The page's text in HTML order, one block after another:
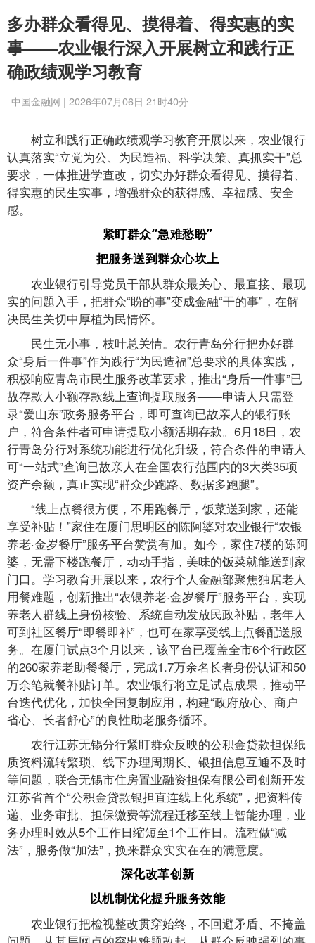
多办群众看得见、摸得着、得实惠的实
事——农业银行深入开展树立和践行正
确政绩观学习教育
中国金融网 | 2026年07月06日 21时40分
树立和践行正确政绩观学习教育开展以来，农业银行
认真落实“立党为公、为民造福、科学决策、真抓实干”总
要求，一体推进学查改，切实办好群众看得见、摸得着、
得实惠的民生实事，增强群众的获得感、幸福感、安全
感。
紧盯群众“急难愁盼”
把服务送到群众心坎上
农业银行引导党员干部从群众最关心、最直接、最现
实的问题入手，把群众“盼的事”变成金融“干的事”，在解
决民生关切中厚植为民情怀。
民生无小事，枝叶总关情。农行青岛分行把办好群
众“身后一件事”作为践行“为民造福”总要求的具体实践，
积极响应青岛市民生服务改革要求，推出“身后一件事”已
故存款人小额存款线上查询提取服务——申请人只需登
录“爱山东”政务服务平台，即可查询已故亲人的银行账
户，符合条件者可申请提取小额活期存款。6月18日，农
行青岛分行对系统功能进行优化升级，符合条件的申请人
可“一站式”查询已故亲人在全国农行范围内的3大类35项
资产余额，真正实现“群众少跑路、数据多跑腿”。
“线上点餐很方便，不用跑餐厅，饭菜送到家，还能
享受补贴！”家住在厦门思明区的陈阿婆对农业银行“农银
养老·金岁餐厅”服务平台赞赏有加。如今，家住7楼的陈阿
婆，无需下楼跑餐厅，动动手指，美味的饭菜就能送到家
门口。学习教育开展以来，农行个人金融部聚焦独居老人
用餐难题，创新推出“农银养老·金岁餐厅”服务平台，实现
养老人群线上身份核验、系统自动发放民政补贴，老年人
可到社区餐厅“即餐即补”，也可在家享受线上点餐配送服
务。在厦门试点3个月以来，该平台已覆盖全市6个行政区
的260家养老助餐餐厅，完成1.7万余名长者身份认证和50
万余笔就餐补贴订单。农业银行将立足试点成果，推动平
台迭代优化，加快全国复制应用，构建“政府放心、商户
省心、长者舒心”的良性助老服务循环。
农行江苏无锡分行紧盯群众反映的公积金贷款担保纸
质资料流转繁琐、线下办理周期长、银担信息互通不及时
等问题，联合无锡市住房置业融资担保有限公司创新开发
江苏省首个“公积金贷款银担直连线上化系统”，把资料传
递、业务审批、担保缴费等流程迁移至线上智能办理，业
务办理时效从5个工作日缩短至1个工作日。流程做“减
法”，服务做“加法”，换来群众实实在在的满意度。
深化改革创新
以机制优化提升服务效能
农业银行把检视整改贯穿始终，不回避矛盾、不掩盖